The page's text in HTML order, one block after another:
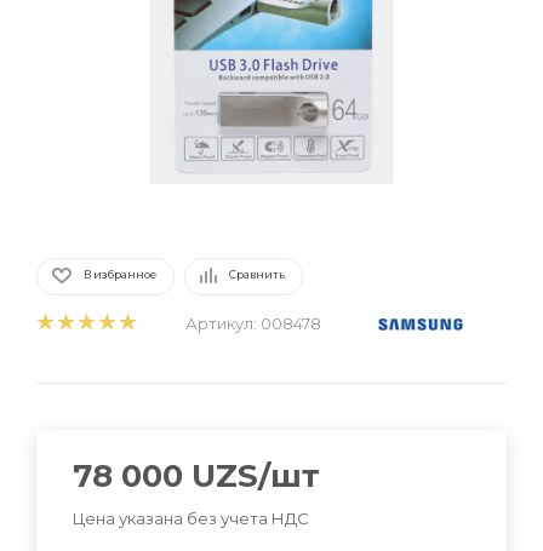
В избранное Сравнить
Артикул: 008478
78 000 UZS/шт
Цена указана без учета НДС